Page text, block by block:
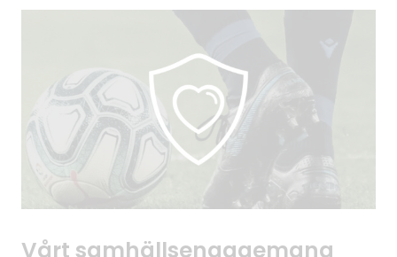
Vårt samhällsengagemang